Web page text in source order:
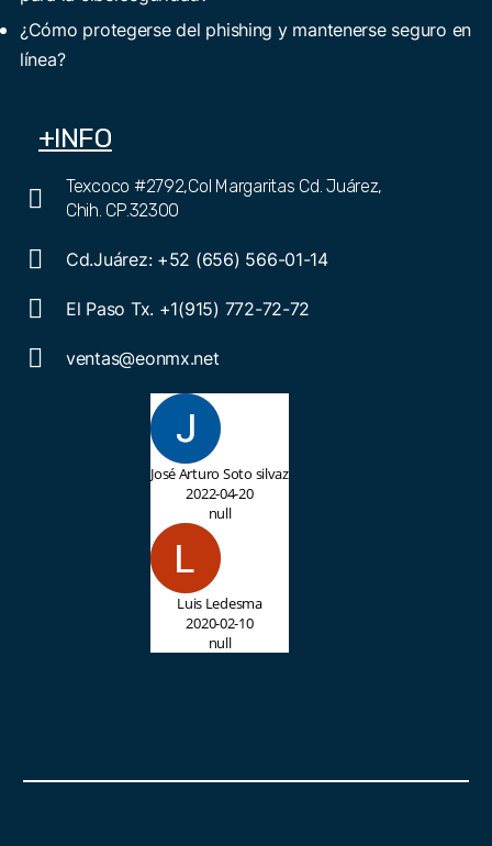
¿Cómo protegerse del phishing y mantenerse seguro en
línea?
+INFO
Texcoco #2792,Col Margaritas Cd. Juárez,
Chih. CP.32300
Cd.Juárez: +52 (656) 566-01-14
El Paso Tx. +1(915) 772-72-72
ventas@eonmx.net
José Arturo Soto silvaz